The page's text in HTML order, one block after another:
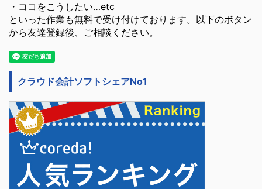
・ココをこうしたい…etc
といった作業も無料で受け付けております。以下のボタン
から友達登録後、ご相談ください。
クラウド会計ソフトシェアNo1